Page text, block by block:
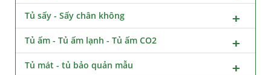
Tủ sấy - Sấy chân không
Tủ ấm - Tủ ấm lạnh - Tủ ấm CO2
Tủ mát - tủ bảo quản mẫu